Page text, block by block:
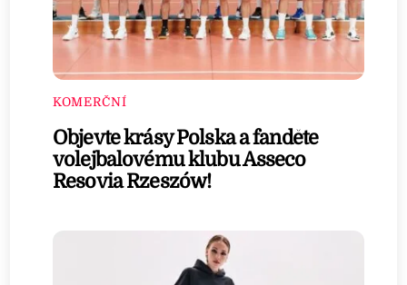
KOMERČNÍ
Objevte krásy Polska a fanděte
volejbalovému klubu Asseco
Resovia Rzeszów!